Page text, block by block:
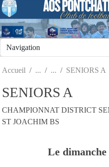
Accueil SENIORS A
SENIORS A
CHAMPIONNAT DISTRICT
ST JOACHIM BS
Le dimanche
Panneau de gestion des cookies